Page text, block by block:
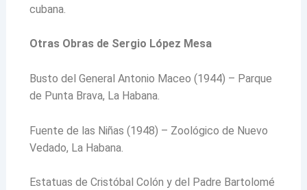
cubana.
Otras Obras de Sergio López Mesa
Busto del General Antonio Maceo (1944) – Parque
de Punta Brava, La Habana.
Fuente de las Niñas (1948) – Zoológico de Nuevo
Vedado, La Habana.
Estatuas de Cristóbal Colón y del Padre Bartolomé